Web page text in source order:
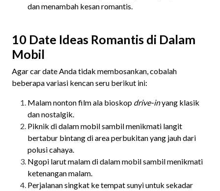
dan menambah kesan romantis.
10 Date Ideas Romantis di Dalam
Mobil
Agar car date Anda tidak membosankan, cobalah
beberapa variasi kencan seru berikut ini:
Malam nonton film ala bioskop drive-inyang klasik
dan nostalgik.
Piknik di dalam mobil sambil menikmati langit
bertabur bintang di area perbukitan yang jauh dari
polusi cahaya.
Ngopi larut malam di dalam mobil sambil menikmati
ketenangan malam.
Perjalanan singkat ke tempat sunyi untuk sekadar